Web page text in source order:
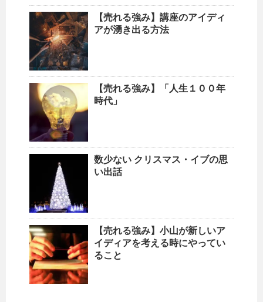
【売れる強み】講座のアイディ
アが湧き出る方法
【売れる強み】「人生１００年
時代」
数少ない クリスマス・イブの思
い出話
【売れる強み】小山が新しいア
イディアを考える時にやってい
ること